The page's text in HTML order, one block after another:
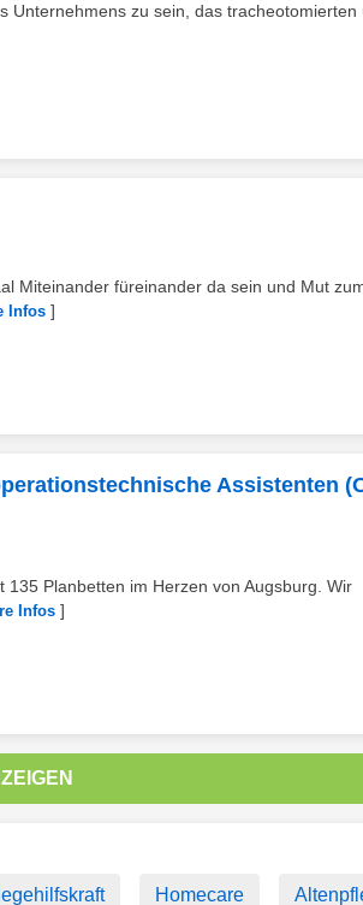
Unternehmens zu sein, das tracheotomierten
Miteinander füreinander da sein und Mut
Infos ]
Assistenten
Planbetten im Herzen von Augsburg. Wir
Infos ]
Homecare